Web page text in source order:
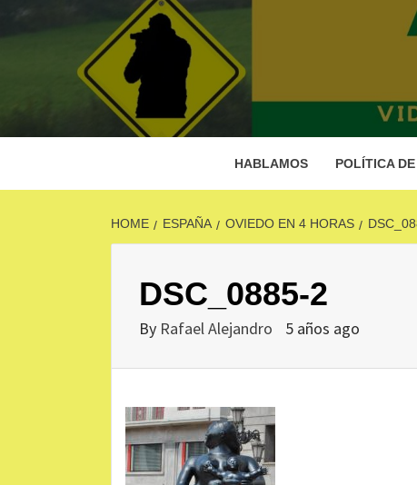
Skip
HABLAMOS POLÍTICA
HOME ESPAÑA OVIEDO EN 4 HORAS
DSC_0885-2
By Rafael Alejandro 5 años ago